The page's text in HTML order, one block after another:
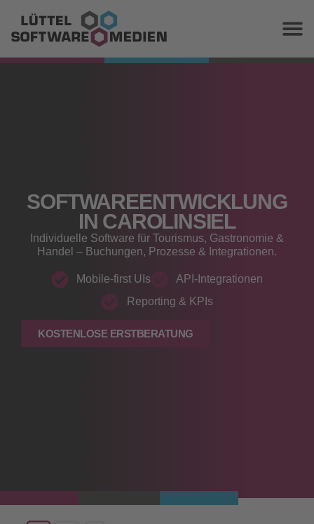
SOFTWAREENTWICKLUNG
IN CAROLINSIEL
Individuelle Software für Tourismus, Gastronomie &
Handel – Buchungen, Prozesse & Integrationen.
Mobile‑first UIs
API‑Integrationen
Reporting & KPIs
KOSTENLOSE ERSTBERATUNG